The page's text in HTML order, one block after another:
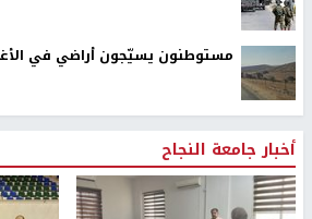
مستوطنون يسيّجون أراضي في
أخبار جامعة النجاح